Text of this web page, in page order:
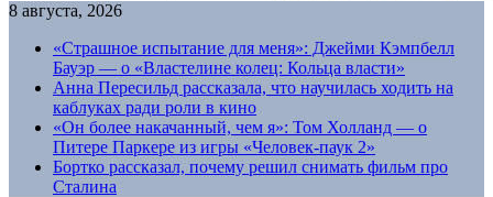
8 августа, 2026
«Страшное испытание для меня»: Джейми Кэмпбелл
Бауэр — о «Властелине колец: Кольца власти»
Анна Пересильд рассказала, что научилась ходить на
каблуках ради роли в кино
«Он более накачанный, чем я»: Том Холланд — о
Питере Паркере из игры «Человек-паук 2»
Бортко рассказал, почему решил снимать фильм про
Сталина